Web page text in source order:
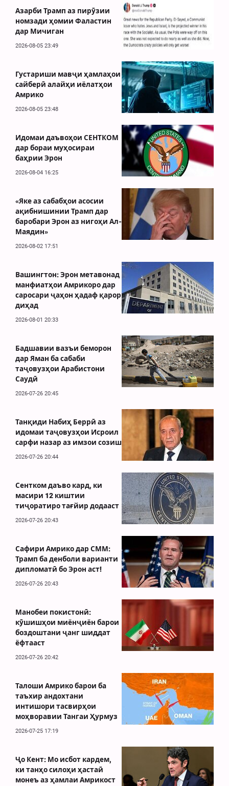
Азарби Трамп аз пирӯзии
номзади ҳомии Фаластин
дар Мичиган
2026-08-05 23:49
Густариши мавҷи ҳамлаҳои
сайберӣ алайҳи иёлатҳои
Амрико
2026-08-05 23:48
Идомаи даъвоҳои СЕНТКОМ
дар бораи муҳосираи
баҳрии Эрон
2026-08-04 16:25
«Яке аз сабабҳои асосии
ақибнишинии Трамп дар
баробари Эрон аз нигоҳи Ал-
Маядин»
2026-08-02 17:51
Вашингтон: Эрон метавонад
манфиатҳои Амрикоро дар
саросари ҷаҳон ҳадаф қарор
диҳад
2026-08-01 20:33
Бадшавии вазъи беморон
дар Яман ба сабаби
таҷовузҳои Арабистони
Саудӣ
2026-07-26 20:45
Танқиди Набиҳ Беррӣ аз
идомаи таҷовузҳои Исроил
сарфи назар аз имзои созиш
2026-07-26 20:44
Сентком даъво кард, ки
масири 12 киштии
тиҷоратиро тағйир додааст
2026-07-26 20:43
Сафири Амрико дар СММ:
Трамп ба денболи варианти
дипломатӣ бо Эрон аст!
2026-07-26 20:43
Манобеи покистонӣ:
кӯшишҳои миёнҷиён барои
боздоштани ҷанг шиддат
ёфтааст
2026-07-26 20:42
Талоши Амрико барои ба
таъхир андохтани
интишори тасвирҳои
моҳворавии Тангаи Ҳурмуз
2026-07-25 17:19
Ҷо Кент: Мо исбот кардем,
ки танҳо силоҳи ҳастаӣ
монеъ аз ҳамлаи Амрикост